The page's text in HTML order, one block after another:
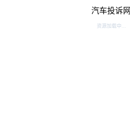
汽车投诉网
资源加载中...